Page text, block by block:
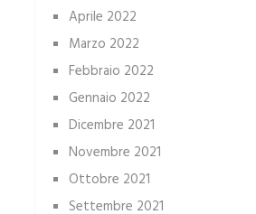
Aprile 2022
Marzo 2022
Febbraio 2022
Gennaio 2022
Dicembre 2021
Novembre 2021
Ottobre 2021
Settembre 2021